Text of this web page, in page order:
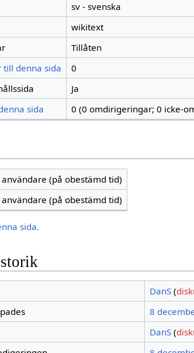
sv - svenska
wikitext
Tillåten
denna sida
0
Ja
sida
0 (0 omdirigeringar; 0 icke-
(på obestämd tid)
(på obestämd tid)
sida.
DanS (
8
DanS (